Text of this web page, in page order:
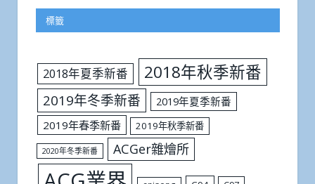
標籤
2018年夏季新番 2018年秋季新番
2019年冬季新番
2019年夏季新番
2019年春季新番
2019年秋季新番
2020年冬季新番 ACGer雜燴所